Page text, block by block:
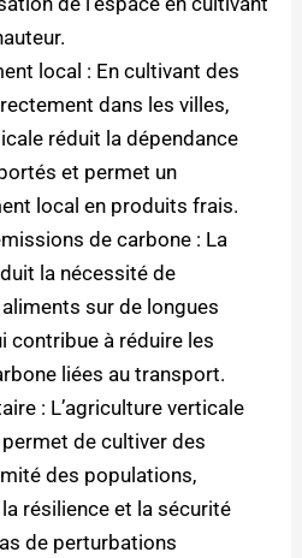
local : En cultivant des
dans les villes,
réduit la dépendance
et permet un
local en produits frais.
de carbone : La
la nécessité de
sur de longues
contribue à réduire les
liées au transport.
: L’agriculture verticale
de cultiver des
des populations,
résilience et la sécurité
de perturbations